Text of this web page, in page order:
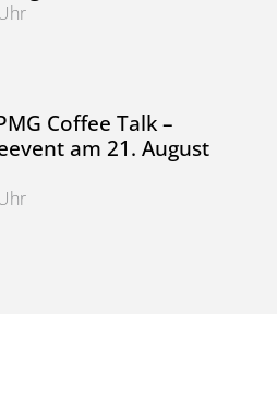
WHF
Coffee Talk –
am 21. August
Coffee Talk – Virtuelles